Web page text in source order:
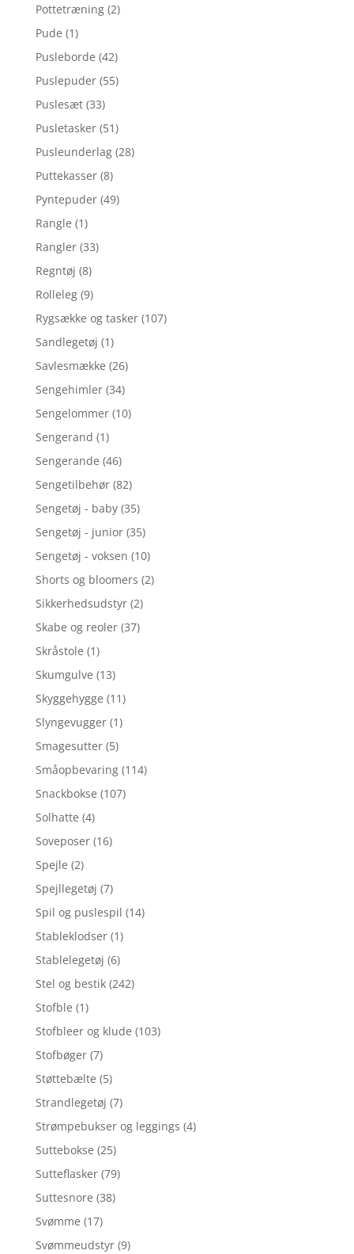
Pottetræning (2)
Pude (1)
Pusleborde (42)
Puslepuder (55)
Puslesæt (33)
Pusletasker (51)
Pusleunderlag (28)
Puttekasser (8)
Pyntepuder (49)
Rangle (1)
Rangler (33)
Regntøj (8)
Rolleleg (9)
Rygsække og tasker (107)
Sandlegetøj (1)
Savlesmække (26)
Sengehimler (34)
Sengelommer (10)
Sengerand (1)
Sengerande (46)
Sengetilbehør (82)
Sengetøj - baby (35)
Sengetøj - junior (35)
Sengetøj - voksen (10)
Shorts og bloomers (2)
Sikkerhedsudstyr (2)
Skabe og reoler (37)
Skråstole (1)
Skumgulve (13)
Skyggehygge (11)
Slyngevugger (1)
Smagesutter (5)
Småopbevaring (114)
Snackbokse (107)
Solhatte (4)
Soveposer (16)
Spejle (2)
Spejllegetøj (7)
Spil og puslespil (14)
Stableklodser (1)
Stablelegetøj (6)
Stel og bestik (242)
Stofble (1)
Stofbleer og klude (103)
Stofbøger (7)
Støttebælte (5)
Strandlegetøj (7)
Strømpebukser og leggings (4)
Suttebokse (25)
Sutteflasker (79)
Suttesnore (38)
Svømme (17)
Svømmeudstyr (9)